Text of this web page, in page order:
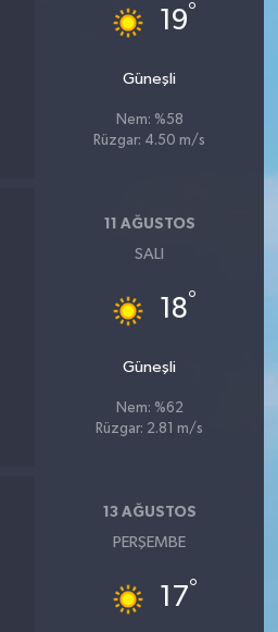
19°
Güneşli
Nem: %58
Rüzgar: 4.50 m/s
11 AĞUSTOS
SALI
18°
Güneşli
Nem: %62
Rüzgar: 2.81 m/s
13 AĞUSTOS
PERŞEMBE
17°